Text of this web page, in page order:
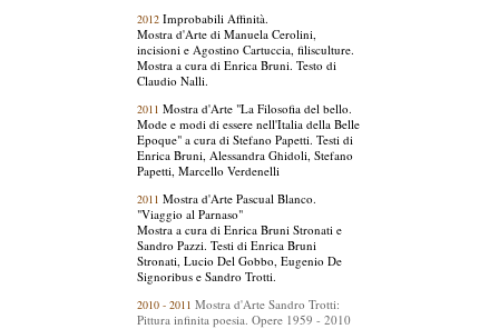
2012Improbabili Affinità.
Mostra d'Arte di Manuela Cerolini,
incisioni e Agostino Cartuccia, filisculture.
Mostra a cura di Enrica Bruni. Testo di
Claudio Nalli.
2011 Mostra d'Arte "La Filosofia del bello.
Mode e modi di essere nell'Italia della Belle
Epoque" a cura di Stefano Papetti. Testi di
Enrica Bruni, Alessandra Ghidoli, Stefano
Papetti, Marcello Verdenelli
2011 Mostra d'Arte Pascual Blanco.
"Viaggio al Parnaso"
Mostra a cura di Enrica Bruni Stronati e
Sandro Pazzi. Testi di Enrica Bruni
Stronati, Lucio Del Gobbo, Eugenio De
Signoribus e Sandro Trotti.
2010 - 2011 Mostra d'Arte Sandro Trotti:
Pittura infinita poesia. Opere 1959 - 2010